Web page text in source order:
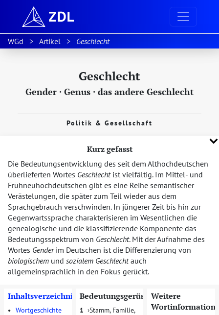
WGd Artikel Geschlecht
Geschlecht
Gender · Genus · das andere Geschlecht
Politik & Gesellschaft
Kurz gefasst
Die Bedeutungsentwicklung des seit dem Althochdeutschen
überlieferten Wortes Geschlechtist vielfältig. Im Mittel- und
Frühneuhochdeutschen gibt es eine Reihe semantischer
Verästelungen, die später zum Teil wieder aus dem
Sprachgebrauch verschwinden. In jüngerer Zeit bis hin zur
Gegenwartssprache charakterisieren im Wesentlichen die
genealogische und die klassifizierende Komponente das
Bedeutungsspektrum von Geschlecht. Mit der Aufnahme des
Wortes Genderim Deutschen ist die Differenzierung von
biologischem und sozialem Geschlechtauch
allgemeinsprachlich in den Fokus gerückt.
Inhaltsverzeichnis
• Wortgeschichte
Bedeutungsgerüst
1
Stamm, Familie,
Weitere